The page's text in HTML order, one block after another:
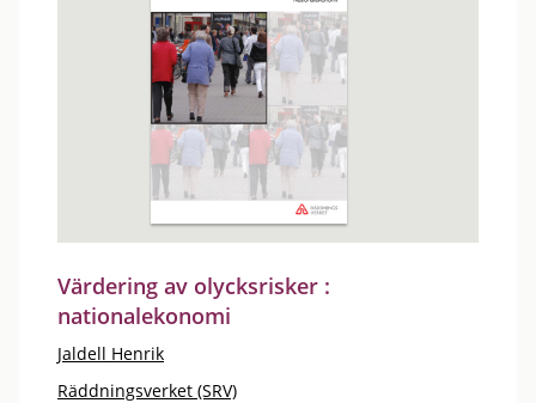
Värdering av olycksrisker :
nationalekonomi
Jaldell Henrik
Räddningsverket (SRV)